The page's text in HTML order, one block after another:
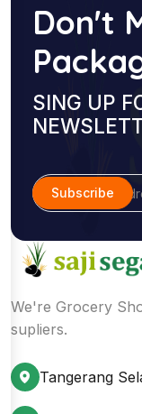
Don't
SING UP
Subscribe
We're Grocery
supliers.
Tangerang